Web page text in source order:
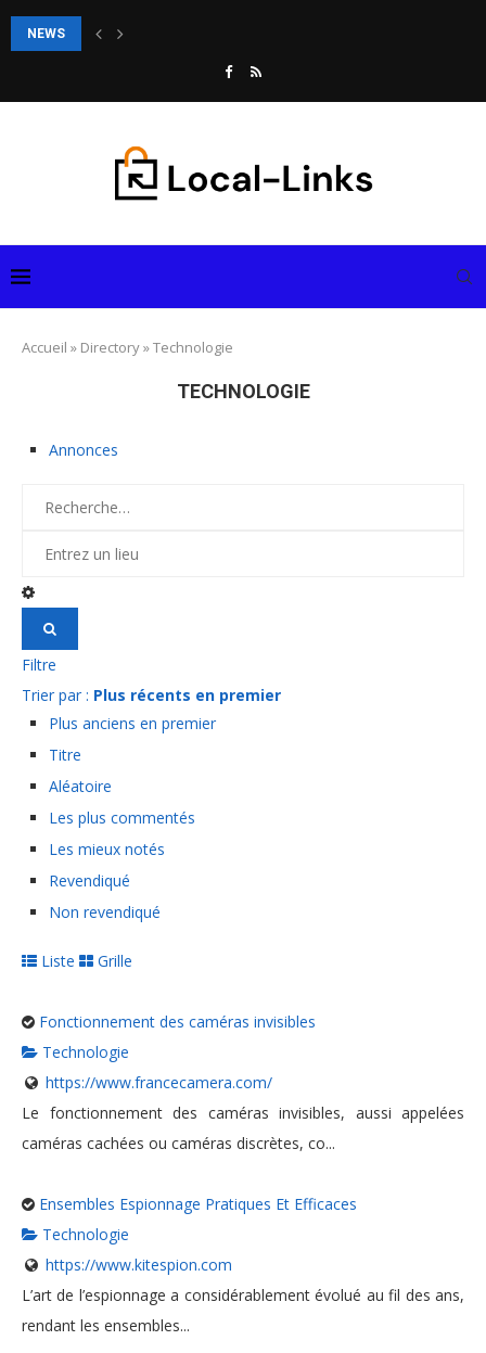
NEWS
Quelles sont les meilleures pratiques pour masser le visage d’un bébé ?
Accueil » Directory»Technologie
TECHNOLOGIE
Annonces
Filtre
Trier par : Plus récents en premier
Plus anciens en premier
Titre
Aléatoire
Les plus commentés
Les mieux notés
Revendiqué
Non revendiqué
Liste Grille
Fonctionnement des caméras invisibles
Technologie
https://www.francecamera.com/
Le fonctionnement des caméras invisibles, aussi appelées
caméras cachées ou caméras discrètes, co...
Ensembles Espionnage Pratiques Et Efficaces
Technologie
https://www.kitespion.com
L’art de l’espionnage a considérablement évolué au fil des ans,
rendant les ensembles...